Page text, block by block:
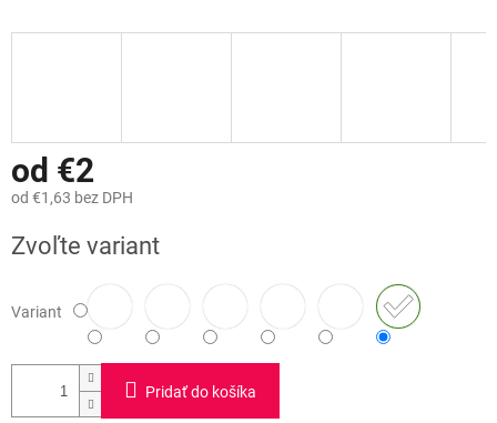
od €2
od €1,63 bez DPH
cena:
Zvoľte variant
Variant
Pridať do košíka